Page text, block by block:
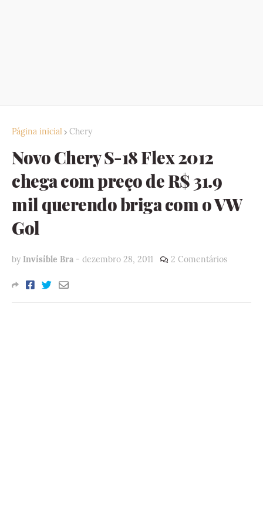
Página inicial Chery
Novo Chery S-18 Flex 2012
chega com preço de R$ 31.9
mil querendo briga com o VW
Gol
by Invisible Bra - dezembro 28, 2011 2 Comentários